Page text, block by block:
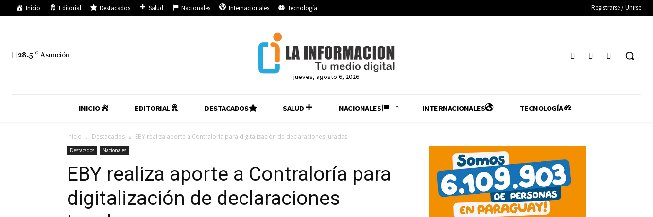
Inicio Editorial Destacados Salud Nacionales Internacionales Tecnología Registrarse / Unirse
28.5 C Asunción
jueves, agosto 6, 2026
INICIO EDITORIAL DESTACADOS SALUD NACIONALES INTERNACIONALES TECNOLOGÍA
Inicio Destacados EBY realiza aporte a Contraloría para digitalización de declaraciones juradas
Destacados Nacionales
EBY realiza aporte a Contraloría para
digitalización de declaraciones